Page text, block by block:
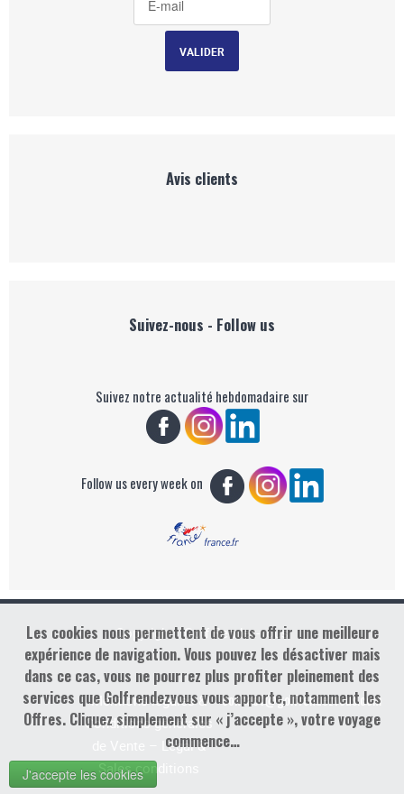
Avis clients
Suivez-nous - Follow us
Suivez notre actualité hebdomadaire sur
Follow us every week on
Copyright : Golf Rendez-vous
Mentions légales &
Conditions générales
de Vente – Legal &
Sales conditions
contact@golfrendezvous.com
Les cookies nous permettent de vous offrir une meilleure
expérience de navigation. Vous pouvez les désactiver mais
dans ce cas, vous ne pourrez plus profiter pleinement des
services que Golfrendezvous vous apporte, notamment les
Offres. Cliquez simplement sur « j’accepte », votre voyage
commence…
J'accepte les cookies